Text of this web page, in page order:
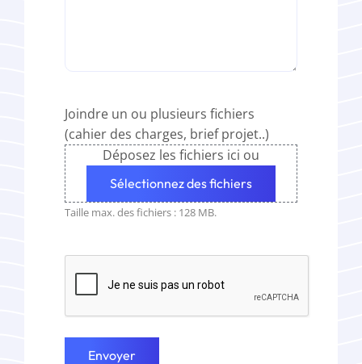
Joindre un ou plusieurs fichiers
(cahier des charges, brief projet..)
Déposez les fichiers ici ou
Sélectionnez des fichiers
Taille max. des fichiers : 128 MB.
Envoyer